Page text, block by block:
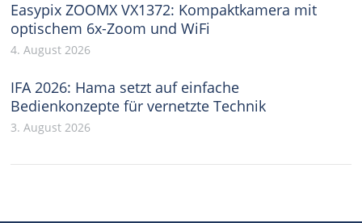
Easypix ZOOMX VX1372: Kompaktkamera mit
optischem 6x-Zoom und WiFi
4. August 2026
IFA 2026: Hama setzt auf einfache
Bedienkonzepte für vernetzte Technik
3. August 2026